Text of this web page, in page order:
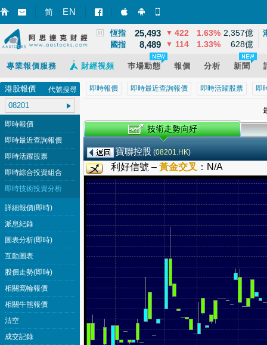
简 EN 智財迅 (iPhone)
智財迅 (Android)
上證 3,900
恆指 25,493 ▼ 422 1.63% 2,357億
國指 8,489 ▼ 114 1.33% 628億
專業報價服務 財經視頻 巿場動態 報價 分析 新聞
即時報價 即時最近查詢報價 即時活躍股票 即
寶聯控股 (08201.HK)
利好信號 – 黃金交叉 ： N/A
港股報價 代號搜尋
即時報價
即時最近查詢報價
即時活躍股票
即時綜合投資組合
即時技術投資分析
詳細報價(即時)
派息紀錄
圖表分析(即時)
互動圖表
股價走勢(即時)
相關窩輪報價
相關牛熊報價
沽空
成交記錄